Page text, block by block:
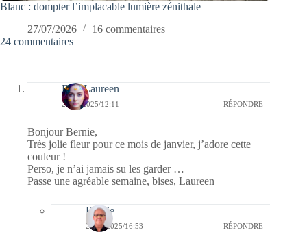
Blanc : dompter l’implacable lumière zénithale
27/07/2026
16 commentaires
24 commentaires
Elea Laureen
28/01/2025/12:11 RÉPONDRE
Bonjour Bernie,
Très jolie fleur pour ce mois de janvier, j’adore cette
couleur !
Perso, je n’ai jamais su les garder …
Passe une agréable semaine, bises, Laureen
Bernie
28/01/2025/16:53 RÉPONDRE